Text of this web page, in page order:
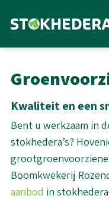
Kwaliteit en een
Bent u werkzaam in
stokhedera’s?
Boomkwekerij
aanbod in